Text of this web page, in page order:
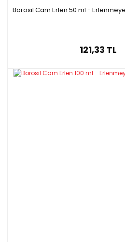
Borosil Cam Erlen 50 ml -
121,33 TL